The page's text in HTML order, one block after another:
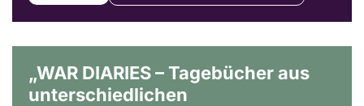
„WAR DIARIES – Tagebücher aus
unterschiedlichen